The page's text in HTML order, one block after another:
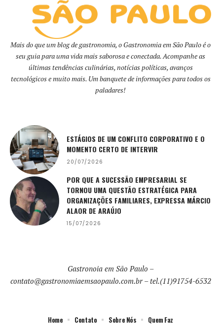
Mais do que um blog de gastronomia, o Gastronomia em São Paulo é o
seu guia para uma vida mais saborosa e conectada. Acompanhe as
últimas tendências culinárias, notícias políticas, avanços
tecnológicos e muito mais. Um banquete de informações para todos os
paladares!
ESTÁGIOS DE UM CONFLITO CORPORATIVO E O
MOMENTO CERTO DE INTERVIR
20/07/2026
POR QUE A SUCESSÃO EMPRESARIAL SE
TORNOU UMA QUESTÃO ESTRATÉGICA PARA
ORGANIZAÇÕES FAMILIARES, EXPRESSA MÁRCIO
ALAOR DE ARAÚJO
15/07/2026
Gastronoia em São Paulo –
contato@gastronomiaemsaopaulo.com.br– tel.(11)91754-6532
Home Contato Sobre Nós Quem Faz